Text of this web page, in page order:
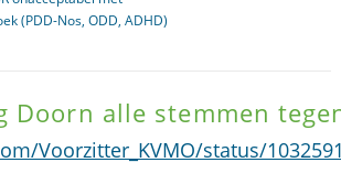
(PDD-Nos, ODD, ADHD)
Doorn alle stemmen
Voorzitter_KVMO/status/